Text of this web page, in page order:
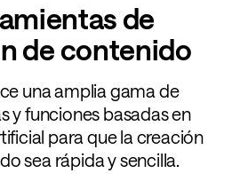
de
de contenido
una amplia gama de
y funciones basadas en
para que la creación
sea rápida y sencilla.